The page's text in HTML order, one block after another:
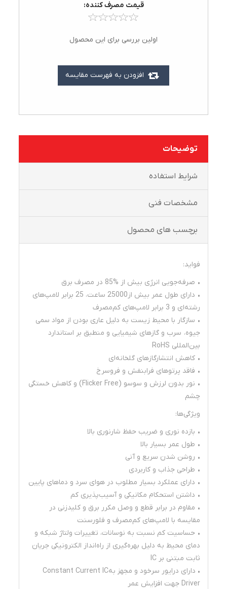
قيمت مصرف کننده:
افزودن به فهرست مقایسه
اولین بررسی برای این محصول
توضیحات
شرايط استفاده
مشخصات فنی
برچسب های محصول
فواید:
• صرفه‌جویی انرژی بیش از %85 در مصرف برق
• دارای طول عمر بیش از25000 ساعت، 25 برابر لامپ‌های
رشته‌ای و 3 برابر لامپ‌های کم‌مصرف
• سازگار با محیط زیست به دلیل عاری بودن از مواد سمی
جیوه، سرب و گازهای شیمیایی و منطبق بر استاندارد
بین‌المللی RoHS
• کاهش انتشارگازهای گلخانه‌ای
• فاقد پرتوهای فرابنفش و فروسرخ
• نور بدون لرزش و سوسو (Flicker Free) و کاهش خستگی
چشم
ویژگی‌ها:
• بازده نوری و ضریب حفظ شارنوری بالا
• طول عمر بسیار بالا
• روشن شدن سریع و آنی
• طراحی جذاب و کاربردی
• دارای عملکرد بسیار مطلوب در هوای سرد و دماهای پایین
• داشتن استحکام مکانیکی و آسیب‌پذیری کم
• مقاوم در برابر قطع و وصل مکرر برق و کلیدزنی در
مقایسه با لامپ‌های کم‌مصرف و فلورسنت
• حساسیت کم نسبت به نوسانات، تغییرات ولتاژ شبکه و
دمای محیط به دلیل بهره‌گیری از راه‌انداز الکترونیکی جریان
ثابت مبتنی بر IC
• دارای درایور سرخود و مجهز بهConstant Current IC
Driver جهت افزایش عمر